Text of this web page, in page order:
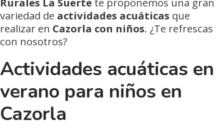
variedad de actividades acuáticas que
realizar en Cazorla con niños. ¿Te refrescas
con nosotros?
Actividades acuáticas en
verano para niños en
Cazorla